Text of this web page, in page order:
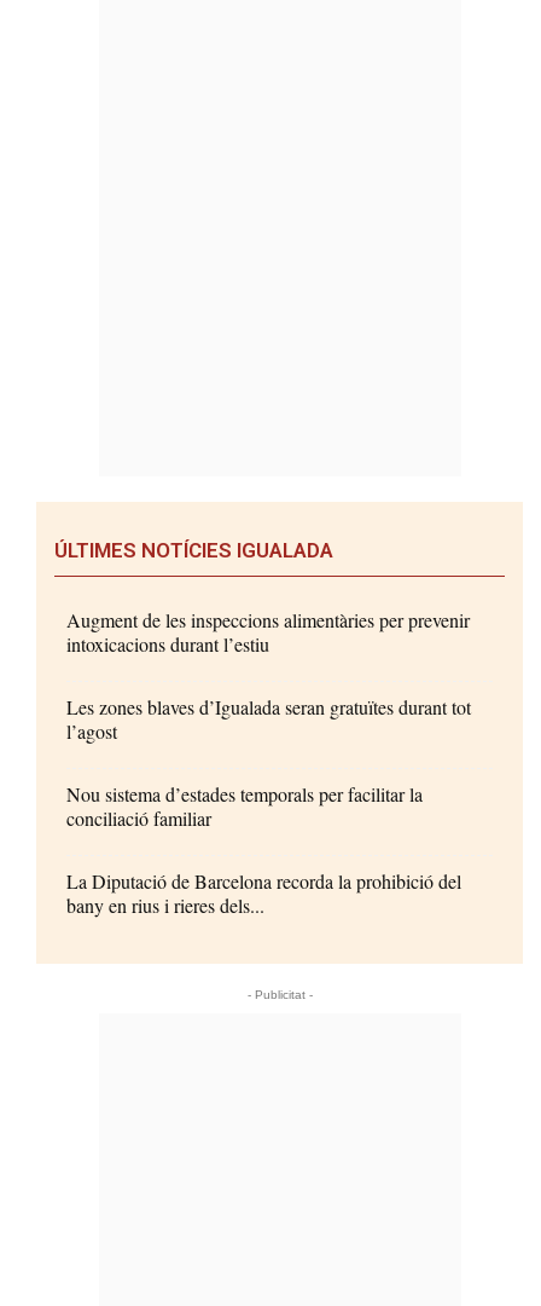
ÚLTIMES NOTÍCIES IGUALADA
Augment de les inspeccions alimentàries per prevenir
intoxicacions durant l’estiu
Les zones blaves d’Igualada seran gratuïtes durant tot
l’agost
Nou sistema d’estades temporals per facilitar la
conciliació familiar
La Diputació de Barcelona recorda la prohibició del
bany en rius i rieres dels...
- Publicitat -